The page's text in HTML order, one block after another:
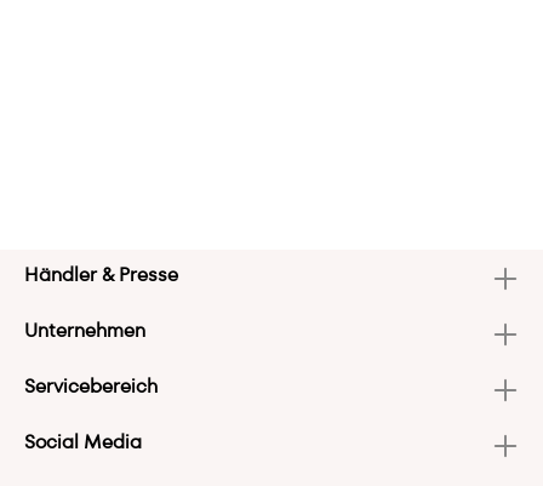
Händler & Presse
Unternehmen
Servicebereich
Social Media